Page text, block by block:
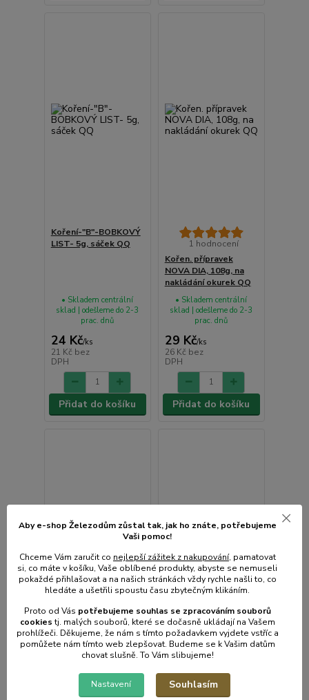
Koření-"B"-BOBKOVÝ
LIST- 5g, sáček QQ
24 Kč/ks
21 Kč bez
DPH
• Skladem centrální
sklad | odešleme do 2-3
prac. dnů
Přidat do košíku
1 hodnocení
Kořen. přípravek
NOVA DIA, 108g, na
nakládání okurek QQ
29 Kč/ks
26 Kč bez
DPH
• Skladem centrální
sklad | odešleme do 2-3
prac. dnů
Přidat do košíku
Kořen. přípravek
NOVA, 100g, na
nakládání okurek QQ
1 hodnocení
Koření přípravek
DEKO, 100g, na
Aby e-shop Železodům zůstal tak, jak ho znáte, potřebujeme
Vaši pomoc!
Chceme Vám zaručit co nejlepší zážitek z nakupování, pamatovat
si, co máte v košíku, Vaše oblíbené produkty, abyste se nemuseli
pokaždé přihlašovat a na našich stránkách vždy rychle našli to, co
hledáte a ušetřili spoustu času zbytečným klikáním.
Proto od Vás potřebujeme souhlas se zpracováním souborů
cookiestj. malých souborů, které se dočasně ukládají na Vašem
prohlížeči. Děkujeme, že nám s tímto požadavkem vyjdete vstříc a
pomůžete nám tímto web zlepšovat. Budeme se k Vašim datům
chovat slušně. To Vám slibujeme!
Nastavení Souhlasím